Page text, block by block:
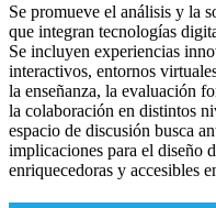
Se promueve el análisis y la
que integran tecnologías
Se incluyen experiencias
interactivos, entornos
la enseñanza, la evaluación
la colaboración en distintos
espacio de discusión busca
implicaciones para el diseño
enriquecedoras y accesibles